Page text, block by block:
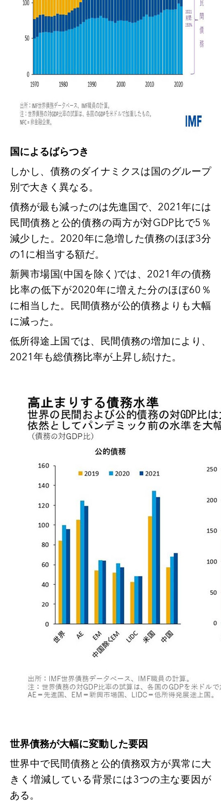
国によるばらつき
しかし、債務のダイナミクスは国のグループ
別で大きく異なる。
債務が最も減ったのは先進国で、 2021年には
民間債務と公的債務の両方が対GDP比で5％
減少した。2020年に急増した債務のほぼ3分
の1に相当する額だ。
新興市場国(中国を除く)では、2021年の債務
比率の低下が2020年に増えた分のほぼ60％
に相当した。民間債務が公的債務よりも大幅
に減った。
低所得途上国では、民間債務の増加により、
2021年も総債務比率が上昇し続けた。
世界債務が大幅に変動した要因
世界中で民間債務と公的債務双方が異常に大
きく増減している背景には3つの主な要因が
ある。